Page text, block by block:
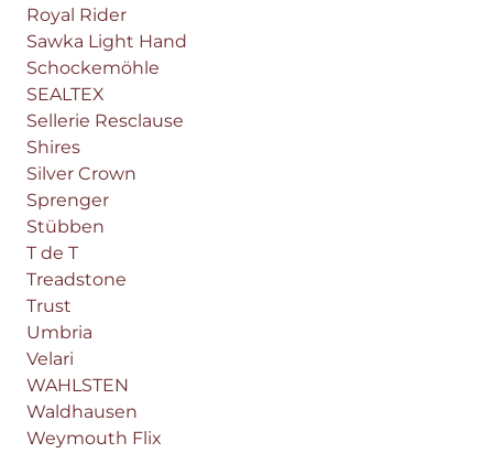
Royal Rider
Sawka Light Hand
Schockemöhle
SEALTEX
Sellerie Resclause
Shires
Silver Crown
Sprenger
Stübben
T de T
Treadstone
Trust
Umbria
Velari
WAHLSTEN
Waldhausen
Weymouth Flix